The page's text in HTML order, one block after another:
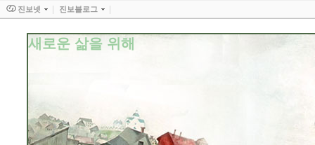
새로운 삶을 위해
진보넷 진보블로그